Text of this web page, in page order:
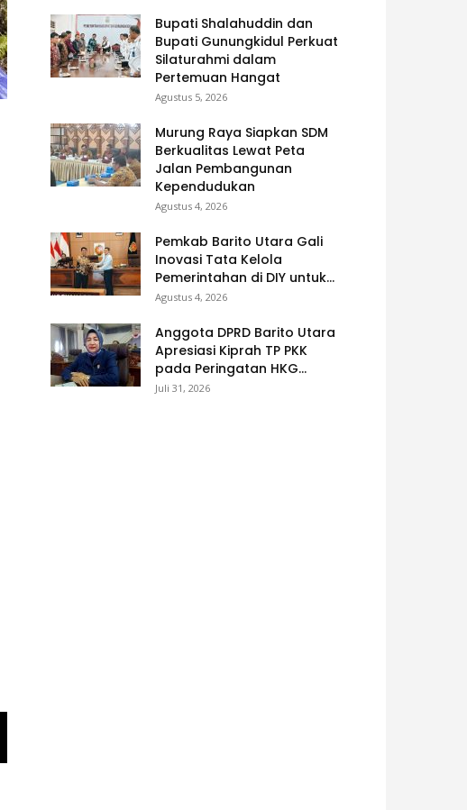
Bupati Shalahuddin dan
Bupati Gunungkidul Perkuat
Silaturahmi dalam
Pertemuan Hangat
Agustus 5, 2026
Murung Raya Siapkan SDM
Berkualitas Lewat Peta
Jalan Pembangunan
Kependudukan
Agustus 4, 2026
Pemkab Barito Utara Gali
Inovasi Tata Kelola
Pemerintahan di DIY untuk...
Agustus 4, 2026
Anggota DPRD Barito Utara
Apresiasi Kiprah TP PKK
pada Peringatan HKG...
Juli 31, 2026